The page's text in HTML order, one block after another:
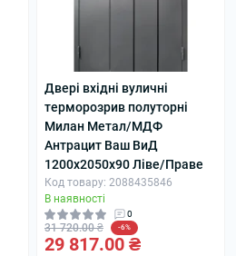
Двері вхідні вуличні
терморозрив полуторні
Милан Метал/МДФ
Антрацит Ваш ВиД
1200х2050х90 Ліве/Праве
Код товару: 2088435846
В наявності
0
31 720.00 ₴ -6%
29 817.00 ₴